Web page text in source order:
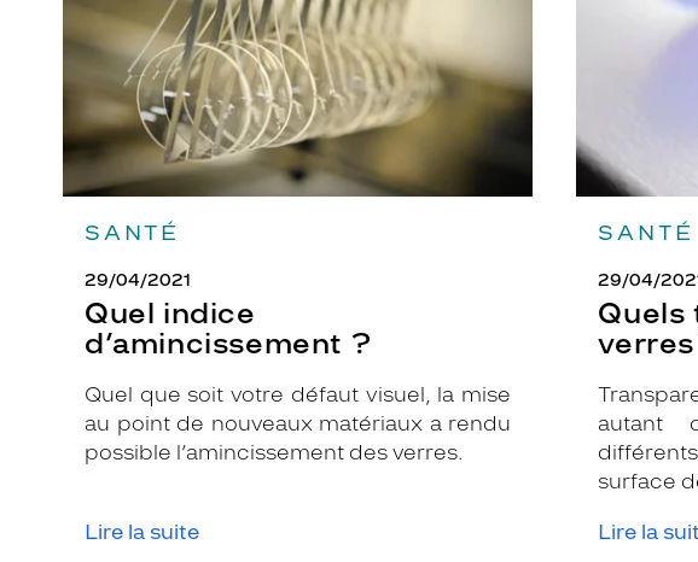
SANTÉ
29/04/2021
Quel indice
d’amincissement ?
Quel que soit votre défaut visuel, la mise
au point de nouveaux matériaux a rendu
possible l’amincissement des verres.
Lire la suite
SANTÉ
29/04/
Quels
autant
surface
Lire la